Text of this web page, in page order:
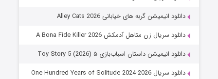
دانلود انیمیشن گربه های خیابانی Alley Cats 2026
دانلود سریال زن متاهل آدمکش A Bona Fide Killer 2026
دانلود انیمیشن داستان اسباب‌بازی ۵ Toy Story 5 (2026)
دانلود سریال One Hundred Years of Solitude 2024-2026